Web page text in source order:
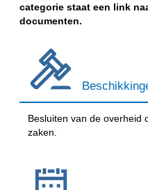
categorie staat een link
documenten.
Besluiten van de overheid
zaken.